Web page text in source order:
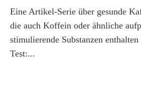
Eine Artikel-Serie über gesunde
die auch Koffein oder ähnliche
stimulierende Substanzen
Test:...